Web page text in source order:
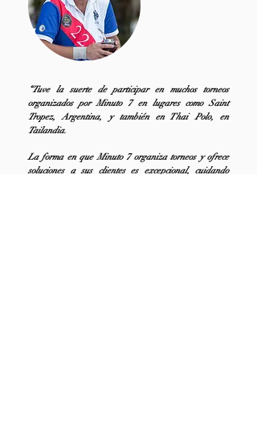
“Tuve la suerte de participar en muchos torneos
organizados por Minuto 7 en lugares como Saint
Tropez, Argentina, y también en Thai Polo, en
Tailandia.
La forma en que Minuto 7 organiza torneos y ofrece
soluciones a sus clientes es excepcional, cuidando